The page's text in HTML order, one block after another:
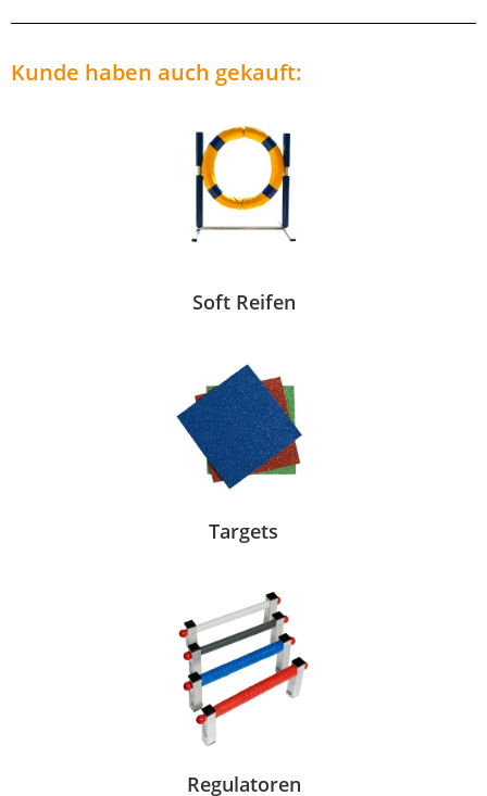
Kunde haben auch gekauft:
Soft Reifen
Targets
Regulatoren